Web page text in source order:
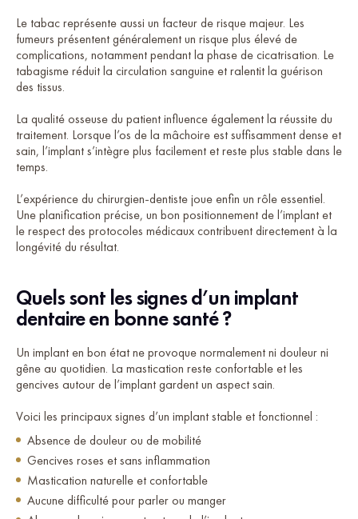
Le tabac représente aussi un facteur de risque majeur. Les
fumeurs présentent généralement un risque plus élevé de
complications, notamment pendant la phase de cicatrisation. Le
tabagisme réduit la circulation sanguine et ralentit la guérison
des tissus.
La qualité osseuse du patient influence également la réussite du
traitement. Lorsque l’os de la mâchoire est suffisamment dense et
sain, l’implant s’intègre plus facilement et reste plus stable dans le
temps.
L’expérience du chirurgien-dentiste joue enfin un rôle essentiel.
Une planification précise, un bon positionnement de l’implant et
le respect des protocoles médicaux contribuent directement à la
longévité du résultat.
Quels sont les signes d’un implant
dentaire en bonne santé ?
Un implant en bon état ne provoque normalement ni douleur ni
gêne au quotidien. La mastication reste confortable et les
gencives autour de l’implant gardent un aspect sain.
Voici les principaux signes d’un implant stable et fonctionnel :
Absence de douleur ou de mobilité
Gencives roses et sans inflammation
Mastication naturelle et confortable
Aucune difficulté pour parler ou manger